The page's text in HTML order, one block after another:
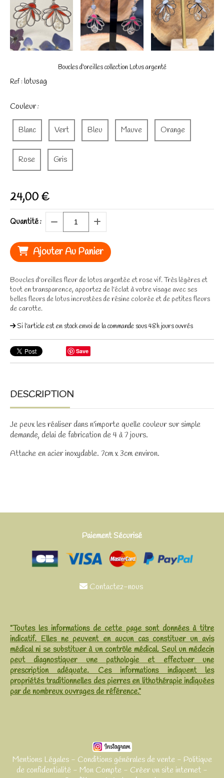
Boucles d'oreilles collection Lotus argenté
Ref : lotusag
Couleur :
Blanc Vert Bleu Mauve Orange
Rose Gris
24,00 €
Quantité :
Ajouter Au Panier
Boucles d'oreilles fleur de lotus argentée et rose vif. Très légères et
tout en transparence, apportez de l'éclat à votre visage avec ses
belles fleurs de lotus incrustées de résine colorée et de petites fleurs
de carotte.
Si l'article est en stock envoi de la commande sous 48h jours ouvrés
Save
DESCRIPTION
Je peux les réaliser dans n'importe quelle couleur sur simple
demande, delai de fabrication de 4 à 7 jours.
Attache en acier inoxydable. 7cm x 3cm environ.
Paiement Sécurisé
Contactez-nous
"Toutes les informations de cette page sont données à titre
indicatif. Elles ne peuvent en aucun cas constituer un avis
médical ni se substituer à un contrôle médical. Seul un médecin
peut diagnostiquer une pathologie et effectuer une
prescription adéquate. Ces informations indiquent les
propriétés traditionnelles des pierres en lithothérapie indiquées
par de nombreux ouvrages de référence."
Mentions Légales Conditions générales de vente
Politique
de confidentialité
Mon Compte
Créer un site internet